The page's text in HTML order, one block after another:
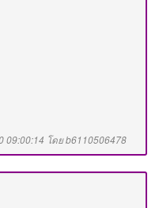
09:00:14 โดย b6110506478